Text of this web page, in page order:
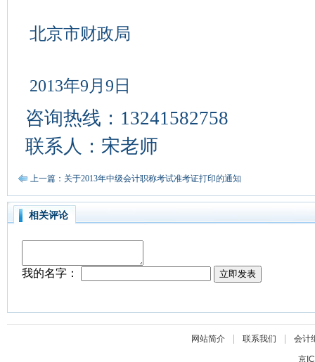
北京市财政局
2013年9月9日
咨询热线：13241582758
联系人：宋老师
上一篇：关于2013年中级会计职称考试准考证打印的通知
相关评论
网站简介| 联系我们 会计
京